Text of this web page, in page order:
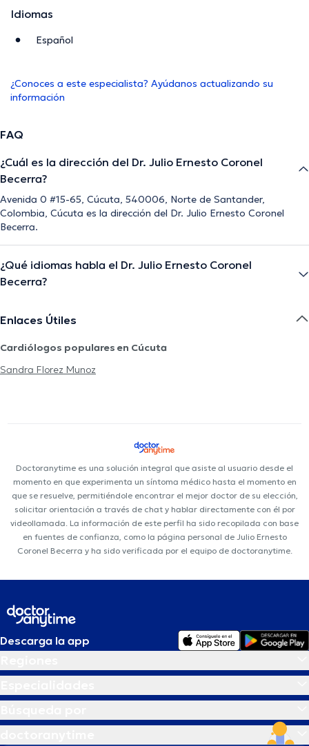
Idiomas
Español
¿Conoces a este especialista? Ayúdanos actualizando su
información
FAQ
¿Cuál es la dirección del Dr. Julio Ernesto Coronel
Becerra?
Avenida 0 #15-65, Cúcuta, 540006, Norte de Santander,
Colombia, Cúcuta es la dirección del Dr. Julio Ernesto Coronel
Becerra.
¿Qué idiomas habla el Dr. Julio Ernesto Coronel
Becerra?
Enlaces Útiles
Cardiólogos populares en Cúcuta
Sandra Florez Munoz
Doctoranytime es una solución integral que asiste al usuario desde el
momento en que experimenta un síntoma médico hasta el momento en
que se resuelve, permitiéndole encontrar el mejor doctor de su elección,
solicitar orientación a través de chat y hablar directamente con él por
videollamada. La información de este perfil ha sido recopilada con base
en fuentes de confianza, como la página personal de Julio Ernesto
Coronel Becerra y ha sido verificada por el equipo de doctoranytime.
Descarga la app